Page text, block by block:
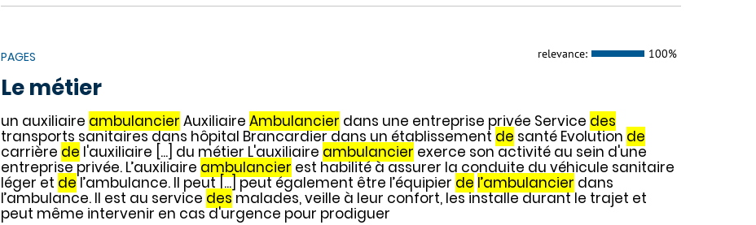
PAGES relevance: 100%
Le métier
un auxiliaire ambulancier Auxiliaire Ambulancier dans une entreprise privée Service des
transports sanitaires dans hôpital Brancardier dans un établissement de santé Evolution de
carrière de l'auxiliaire [...] du métier L'auxiliaire ambulancier exerce son activité au sein d'une
entreprise privée. L’auxiliaire ambulancier est habilité à assurer la conduite du véhicule sanitaire
léger et de l’ambulance. Il peut [...] peut également être l’équipier de l’ambulancier dans
l’ambulance. Il est au service des malades, veille à leur confort, les installe durant le trajet et
peut même intervenir en cas d'urgence pour prodiguer